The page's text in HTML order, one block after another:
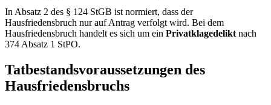
In Absatz 2 des § 124 StGB ist normiert, dass der
Hausfriedensbruch nur auf Antrag verfolgt wird. Bei dem
Hausfriedensbruch handelt es sich um ein Privatklagedelikt nach
374 Absatz 1 StPO.
Tatbestandsvoraussetzungen des
Hausfriedensbruchs